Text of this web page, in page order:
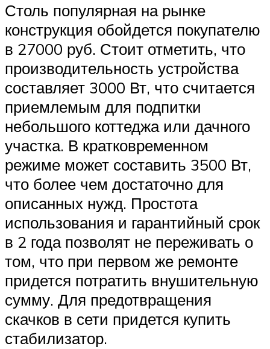
Столь популярная на рынке
конструкция обойдется покупателю
в 27000 руб. Стоит отметить, что
производительность устройства
составляет 3000 Вт, что считается
приемлемым для подпитки
небольшого коттеджа или дачного
участка. В кратковременном
режиме может составить 3500 Вт,
что более чем достаточно для
описанных нужд. Простота
использования и гарантийный срок
в 2 года позволят не переживать о
том, что при первом же ремонте
придется потратить внушительную
сумму. Для предотвращения
скачков в сети придется купить
стабилизатор.